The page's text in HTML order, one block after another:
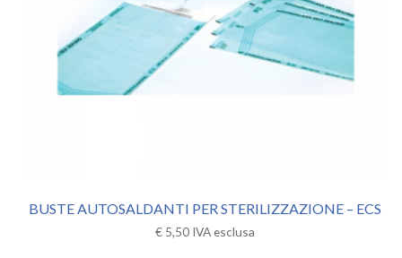
BUSTE AUTOSALDANTI PER STERILIZZAZIONE – ECS
€5,50 IVA esclusa